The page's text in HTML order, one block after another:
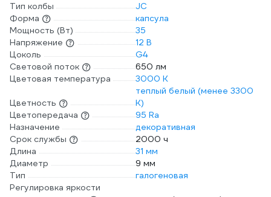
Тип колбы
JC
Форма
капсула
Мощность (Вт)
35
Напряжение
12 В
Цоколь
G4
Световой поток
650 лм
Цветовая температура
3000 К
Цветность
теплый белый (менее 3300
К)
Цветопередача
95 Ra
Назначение
декоративная
Срок службы
2000 ч
Длина
31 мм
Диаметр
9 мм
Тип
галогеновая
Регулировка яркости